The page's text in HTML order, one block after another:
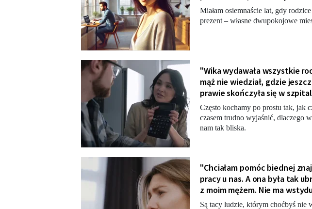
Miałam osiemnaście lat, gdy
prezent – własne dwupokojowe
"Wika wydawała wszystkie
mąż nie wiedział, gdzie
prawie skończyła się w
Często kochamy po prostu tak, jak
czasem trudno wyjaśnić, dlaczego
nam tak bliska.
"Chciałam pomóc biednej
pracy u nas. A ona była tak
z moim mężem. Nie ma
Są tacy ludzie, którym choćbyś nie